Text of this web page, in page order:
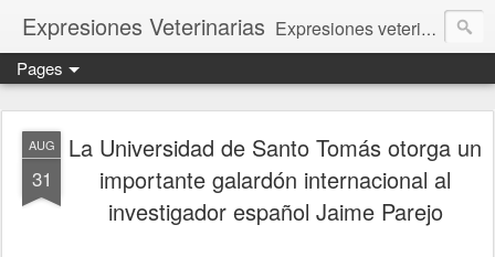
Expresiones Veterinarias Expresiones veterinarias es una publicación en linea de la biblioteca de la Facultad de Veterinaria y Zootecnia de la UNAM
Pages
AUG
31
La Universidad de Santo Tomás otorga un
importante galardón internacional al
investigador español Jaime Parejo